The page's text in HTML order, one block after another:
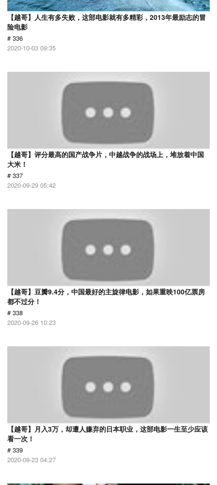
【越哥】人生有多失败，这部电影就有多精彩，2013年最励志的冒
险电影
# 336
2020-10-03 09:35
【越哥】评分最高的国产战争片，中越战争的战场上，堆放着中国
大米！
# 337
2020-09-29 05:42
【越哥】豆瓣9.4分，中国最好的主旋律电影，如果重映100亿票房
都不过分！
# 338
2020-09-26 10:23
【越哥】月入3万，却遭人嫌弃的日本职业，这部电影一生至少应该
看一次！
# 339
2020-09-23 04:27